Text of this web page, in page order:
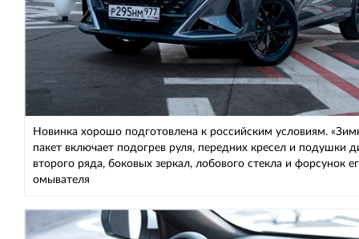
Новинка хорошо подготовлена к российским условиям.
пакет включает подогрев руля, передних кресел и подушки
второго ряда, боковых зеркал, лобового стекла и форсунок
омывателя